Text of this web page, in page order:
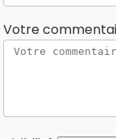
Votre